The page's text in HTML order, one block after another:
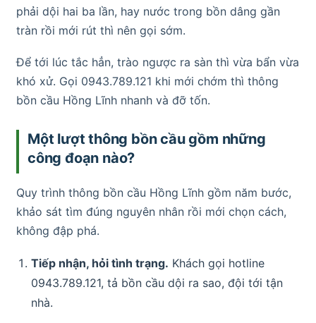
phải dội hai ba lần, hay nước trong bồn dâng gần
tràn rồi mới rút thì nên gọi sớm.
Để tới lúc tắc hẳn, trào ngược ra sàn thì vừa bẩn vừa
khó xử. Gọi 0943.789.121 khi mới chớm thì thông
bồn cầu Hồng Lĩnh nhanh và đỡ tốn.
Một lượt thông bồn cầu gồm những
công đoạn nào?
Quy trình thông bồn cầu Hồng Lĩnh gồm năm bước,
khảo sát tìm đúng nguyên nhân rồi mới chọn cách,
không đập phá.
Tiếp nhận, hỏi tình trạng. Khách gọi hotline
0943.789.121, tả bồn cầu dội ra sao, đội tới tận
nhà.